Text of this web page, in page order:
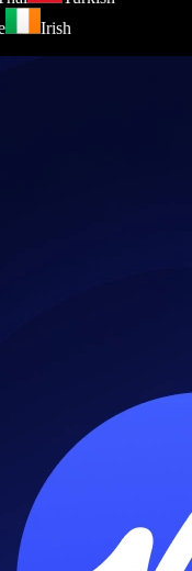
Irish